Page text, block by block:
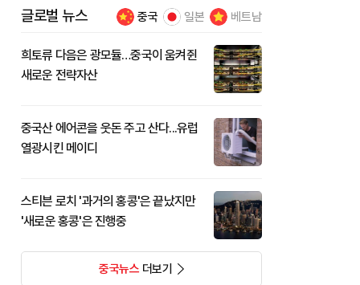
글로벌 뉴스 중국 일본 베트남
희토류 다음은 광모듈…중국이 움켜쥔
새로운 전략자산
중국산 에어콘을 웃돈 주고 산다...유럽
열광시킨 메이디
스티븐 로치 '과거의 홍콩'은 끝났지만
'새로운 홍콩'은 진행중
중국뉴스더보기